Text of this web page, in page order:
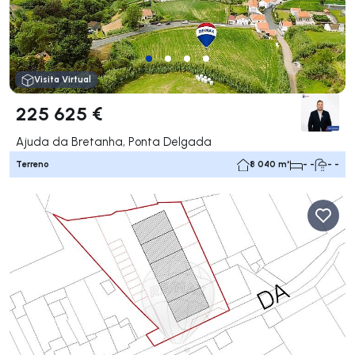
Visita Virtual
225 625 €
Ajuda da Bretanha, Ponta Delgada
Terreno 8 040 m² - - - -